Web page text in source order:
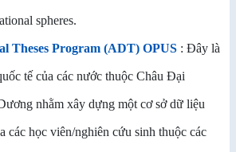
spheres.
Theses Program (ADT) OPUS : Đây là
tế của các nước thuộc Châu Đại
nhằm xây dựng một cơ sở dữ liệu
các học viên/nghiên cứu sinh thuộc các